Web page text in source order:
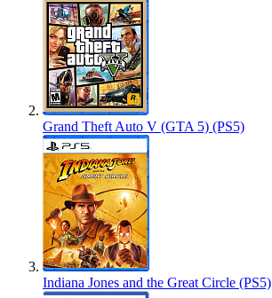
Grand Theft Auto V (GTA 5) (PS5)
Indiana Jones and the Great Circle (PS5)